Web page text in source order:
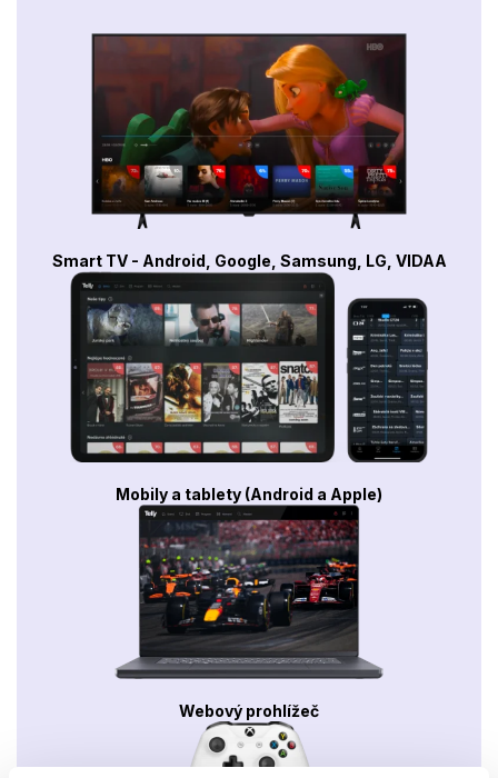
Smart TV - Android, Google, Samsung, LG, VIDAA
Mobily a tablety (Android a Apple)
Webový prohlížeč